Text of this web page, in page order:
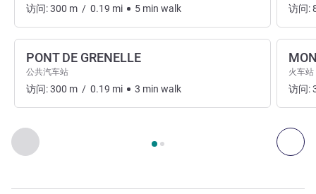
上一个 - 出入和交通 下
第 页，共
访问:300 m / 0.19 mi 5 min walk
PONT DE GRENELLE
公共汽车站
访问:300 m / 0.19 mi 3 min walk
访问:
火车站
访问: